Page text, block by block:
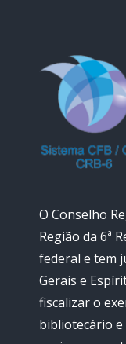
O Conselho
Região da 6ª
federal e tem
Gerais e
fiscalizar o
bibliotecário